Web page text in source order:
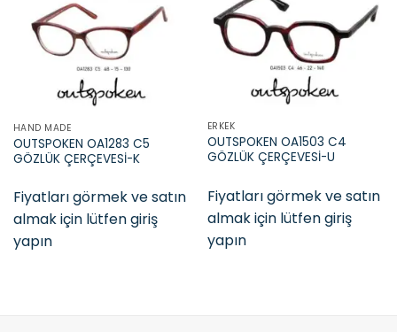
HAND MADE
OUTSPOKEN OA1283 C5
GÖZLÜK ÇERÇEVESİ-K
Fiyatları görmek ve satın
almak için lütfen giriş
yapın
Add to
wishlist
ERKEK
OUTSPOKEN OA1503 C4
GÖZLÜK ÇERÇEVESİ-U
Fiyatları görmek ve satın
almak için lütfen giriş
yapın